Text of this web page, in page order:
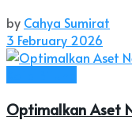
by Cahya Sumirat
3 February 2026
Optimalkan Aset